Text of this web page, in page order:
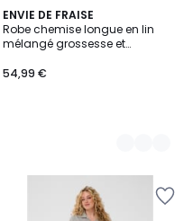
ENVIE DE FRAISE
Robe chemise longue en lin
mélangé grossesse et
54,99 €
2
Couleurs